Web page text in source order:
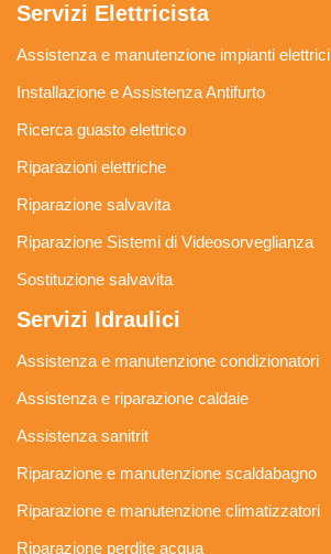
Servizi Elettricista
Assistenza e manutenzione impianti elettrici
Installazione e Assistenza Antifurto
Ricerca guasto elettrico
Riparazioni elettriche
Riparazione salvavita
Riparazione Sistemi di Videosorveglianza
Sostituzione salvavita
Servizi Idraulici
Assistenza e manutenzione condizionatori
Assistenza e riparazione caldaie
Assistenza sanitrit
Riparazione e manutenzione scaldabagno
Riparazione e manutenzione climatizzatori
Riparazione perdite acqua